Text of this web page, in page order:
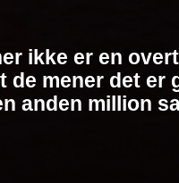
ikke er en
mener det
anden million